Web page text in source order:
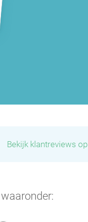
Bekijk klantreviews op